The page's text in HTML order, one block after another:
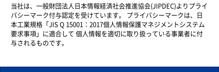
当社は、一般財団法人日本情報経済社会推進協会(JIPDEC)よりプライ
バシーマーク付与認定を受けています。 プライバシーマークは、日
本工業規格「JIS Q 15001：2017個人情報保護マネジメントシステム
要求事項」に適合して 個人情報を適切に取り扱っている事業者に付
与されるものです。